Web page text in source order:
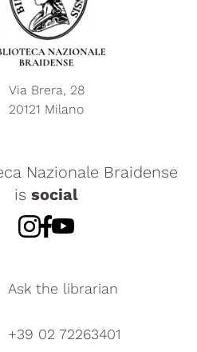
Via Brera, 28
20121 Milano
Nazionale Braidense
is social
Ask the librarian
+39 02 72263401